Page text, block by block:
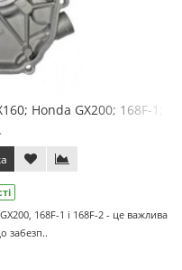
Honda GX200; 168F-1;
168F-1 і 168F-2 - це важлива
забезп..